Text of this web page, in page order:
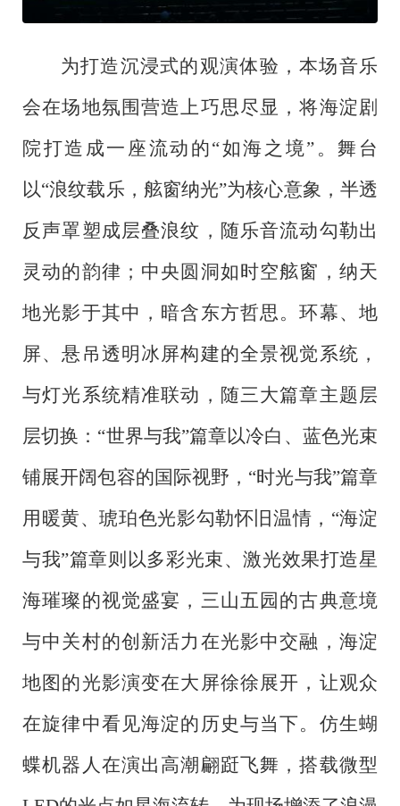
为打造沉浸式的观演体验，本场音乐
会在场地氛围营造上巧思尽显，将海淀剧
院打造成一座流动的“如海之境”。舞台
以“浪纹载乐，舷窗纳光”为核心意象，半透
反声罩塑成层叠浪纹，随乐音流动勾勒出
灵动的韵律；中央圆洞如时空舷窗，纳天
地光影于其中，暗含东方哲思。环幕、地
屏、悬吊透明冰屏构建的全景视觉系统，
与灯光系统精准联动，随三大篇章主题层
层切换：“世界与我”篇章以冷白、蓝色光束
铺展开阔包容的国际视野，“时光与我”篇章
用暖黄、琥珀色光影勾勒怀旧温情，“海淀
与我”篇章则以多彩光束、激光效果打造星
海璀璨的视觉盛宴，三山五园的古典意境
与中关村的创新活力在光影中交融，海淀
地图的光影演变在大屏徐徐展开，让观众
在旋律中看见海淀的历史与当下。仿生蝴
蝶机器人在演出高潮翩跹飞舞，搭载微型